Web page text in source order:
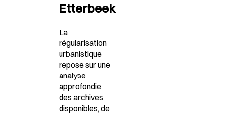
Etterbeek
La
régularisation
urbanistique
repose sur une
analyse
approfondie
des archives
disponibles, de